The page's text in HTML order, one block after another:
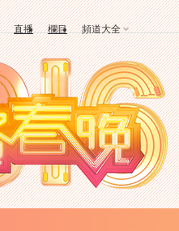
直播 欄目 頻道大全